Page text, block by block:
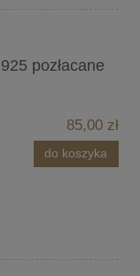
pozłacane
85,00 zł
do koszyka